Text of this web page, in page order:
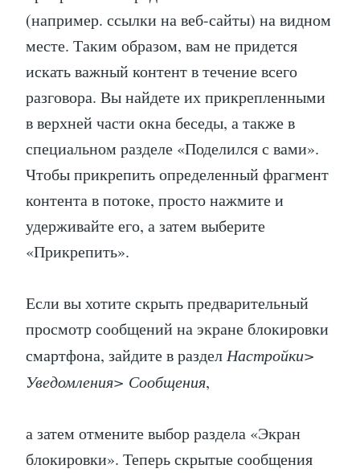
(например. ссылки на веб-сайты) на видном
месте. Таким образом, вам не придется
искать важный контент в течение всего
разговора. Вы найдете их прикрепленными
в верхней части окна беседы, а также в
специальном разделе «Поделился с вами».
Чтобы прикрепить определенный фрагмент
контента в потоке, просто нажмите и
удерживайте его, а затем выберите
«Прикрепить».
Если вы хотите скрыть предварительный
просмотр сообщений на экране блокировки
смартфона, зайдите в раздел Настройки>
Уведомления> Сообщения,
а затем отмените выбор раздела «Экран
блокировки». Теперь скрытые сообщения